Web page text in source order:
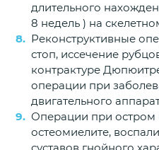
длительного
8 недель ) на
Реконструктивные
стоп, иссечение
контрактуре
операции при
двигательного
Операции при остром
остеомиелите,
суставов гнойного